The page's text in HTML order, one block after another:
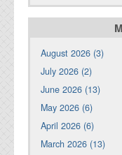
August 2026 (3)
July 2026 (2)
June 2026 (13)
May 2026 (6)
April 2026 (6)
March 2026 (13)